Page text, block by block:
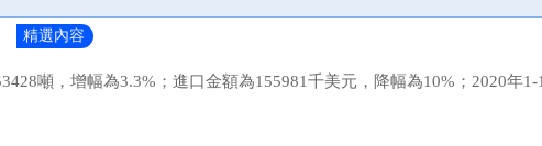
精選內容
噸，增幅為3.3%；進口金額為155981千美元，降幅為10%；2020年